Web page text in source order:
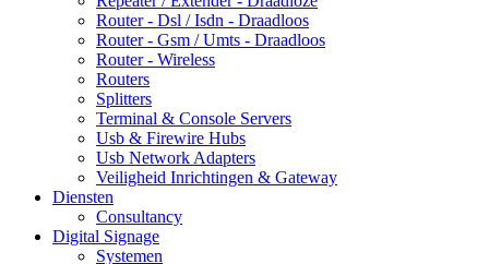
Router - Dsl / Isdn - Draadloos
Router - Gsm / Umts - Draadloos
Router - Wireless
Routers
Splitters
Terminal & Console Servers
Usb & Firewire Hubs
Usb Network Adapters
Veiligheid Inrichtingen & Gateway
Diensten
Consultancy
Digital Signage
Systemen